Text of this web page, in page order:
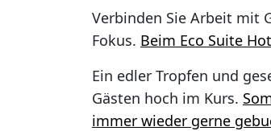
Verbinden Sie Arbeit mit
Fokus. Beim Eco Suite
Ein edler Tropfen und
Gästen hoch im Kurs.
immer wieder gerne